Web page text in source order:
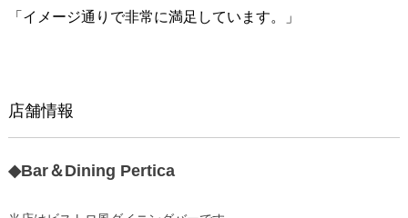
「イメージ通りで非常に満足しています。」
店舗情報
◆Bar＆Dining Pertica